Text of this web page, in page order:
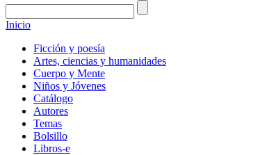
Inicio
Ficción y poesía
Artes, ciencias y humanidades
Cuerpo y Mente
Niños y Jóvenes
Catálogo
Autores
Temas
Bolsillo
Libros-e